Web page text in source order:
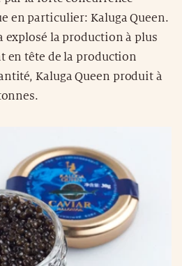
en particulier: Kaluga Queen.
explosé la production à plus
en tête de la production
Kaluga Queen produit à